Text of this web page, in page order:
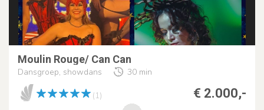
Moulin Rouge/ Can Can
Dansgroep, showdans 30 min
€ 2.000,-
(1)